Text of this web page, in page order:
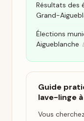
Résultats des
Grand-
Élections
Aigueblanche
Guide
lave-linge
Vous